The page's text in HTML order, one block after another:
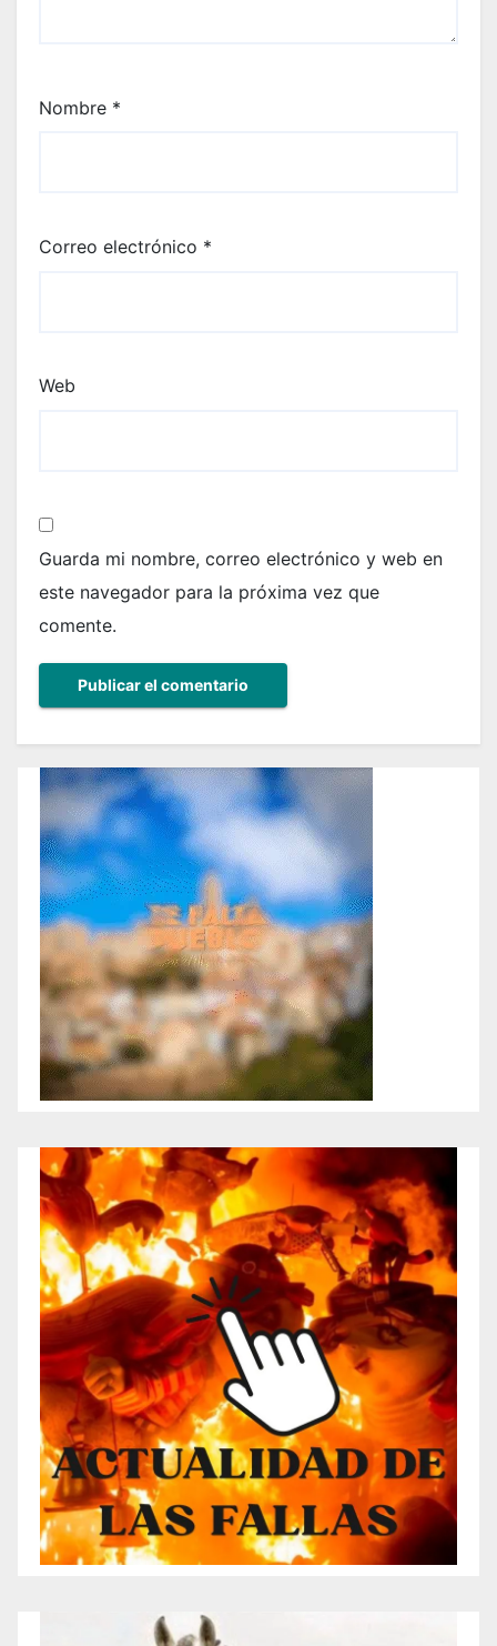
Nombre *
Correo electrónico *
Web
Guarda mi nombre, correo electrónico y web en
este navegador para la próxima vez que
comente.